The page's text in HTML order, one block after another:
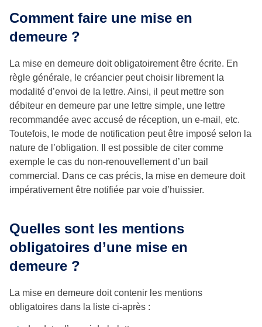
Comment faire une mise en
demeure ?
La mise en demeure doit obligatoirement être écrite. En
règle générale, le créancier peut choisir librement la
modalité d’envoi de la lettre. Ainsi, il peut mettre son
débiteur en demeure par une lettre simple, une lettre
recommandée avec accusé de réception, un e-mail, etc.
Toutefois, le mode de notification peut être imposé selon la
nature de l’obligation. Il est possible de citer comme
exemple le cas du non-renouvellement d’un bail
commercial. Dans ce cas précis, la mise en demeure doit
impérativement être notifiée par voie d’huissier.
Quelles sont les mentions
obligatoires d’une mise en
demeure ?
La mise en demeure doit contenir les mentions
obligatoires dans la liste ci-après :